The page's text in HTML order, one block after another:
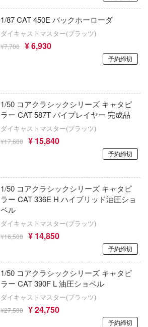
1/87 CAT 450E バックホーローダ
ダイキャストマスター(プラッツ)
¥7,700 ¥ 6,930
予約締切
1/50 コアクラシックシリーズ キャタピ
ラー CAT 587T パイプレイヤー 完成品
ダイキャストマスター(プラッツ)
¥17,600 ¥ 15,840
予約締切
1/50 コアクラシックシリーズ キャタピ
ラー CAT 336E H ハイブリッド油圧ショ
ベル
ダイキャストマスター(プラッツ)
¥16,500 ¥ 14,850
予約締切
1/50 コアクラシックシリーズ キャタピ
ラー CAT 390F L 油圧ショベル
ダイキャストマスター(プラッツ)
¥27,500 ¥ 24,750
予約締切
シャーマンキング
死亡遊戯で飯を食う。
しかのこのこのここしたんたん
シャドーハウス
灼眼のシャナ
勝利の女神：NIKKE
新幹線変形ロボ シンカリオン
STEINS;GATE
ジャイアントロボ
ジョジョの奇妙な冒険
ウィングジーキット(ビーバーコーポレー
Wolfpack Design(ビーバーコーポレーシ
ウッディジョー
AMP(バウマン・ビーバーコーポレーシ
MGA Entertainment
FTF(バウマン)
LB★パフォーマンス
LCDモデルズ(インターアライド)
LFモデル(ビーバーコーポレーション・
SSR FIGURE(GOODSMILE)
S.J.WORKs
LQ&Dシップモデルワークス(ビーバーコ
ション)